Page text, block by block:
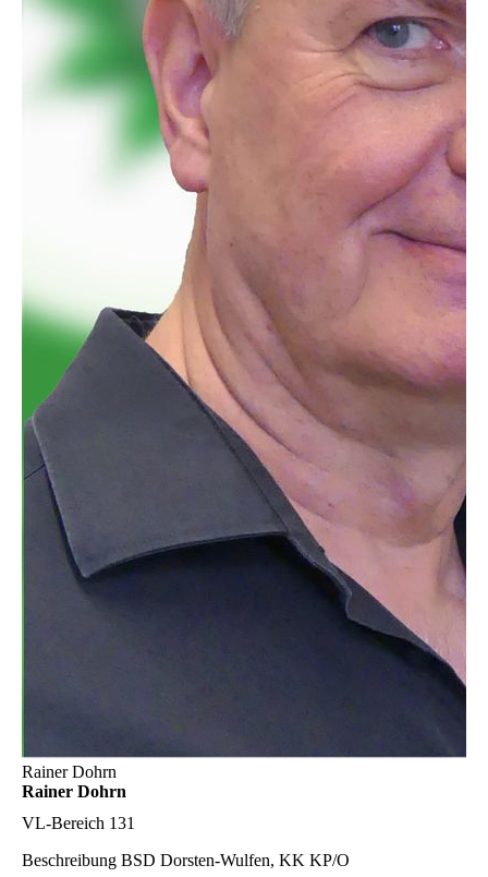
Rainer Dohrn
Rainer Dohrn
VL-Bereich 131
Beschreibung BSD Dorsten-Wulfen, KK KP/O